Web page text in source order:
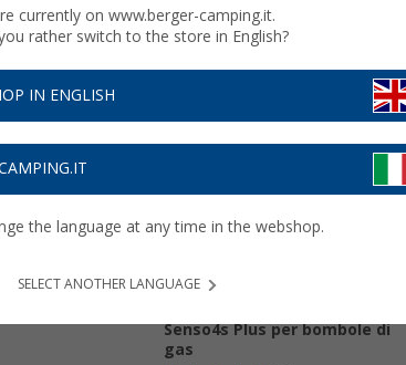
Senso4s Plus per bombole di
gas
currently on www.berger-camping.it.
rather switch to the store in English?
IN ENGLISH
the language at any time in the webshop.
SELECT ANOTHER LANGUAGE